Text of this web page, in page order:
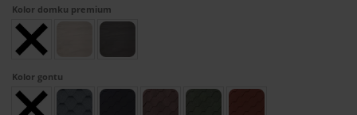
Kolor domku premium
Kolor gontu